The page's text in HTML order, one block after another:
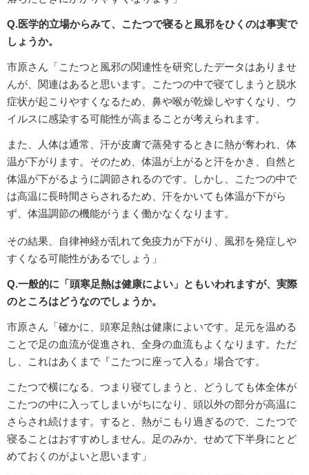
Q.医学的立場からみて、こたつで寝ると風邪をひくのは事実で
しょうか。
市原さん「こたつと風邪の関連性を研究したデータはありませ
んが、関連はあると思います。こたつの中で寝てしまうと脱水
症状が起こりやすくなるため、鼻や喉が乾燥しやすくなり、ウ
イルスに感染する可能性が高まることが考えられます。
また、人体は通常、汗が皮膚で蒸発するときに熱が奪われ、体
温が下がります。そのため、体温が上がると汗をかき、自然と
体温が下がるように調節されるのです。しかし、こたつの中で
は高温に長時間さらされるため、汗をかいても体温が下がら
ず、体温調節の機能がうまく働かなくなります。
その結果、自律神経が乱れて免疫力が下がり、風邪を発症しや
すくなる可能性があるでしょう」
Q.一般的に「頭寒足熱は健康によい」ともいわれますが、実際
のところはどうなのでしょうか。
市原さん「確かに、頭寒足熱は健康によいです。足元を温める
ことで足の血流が促進され、全身の血流もよくなります。ただ
し、これはあくまで『こたつに座って入る』場合です。
こたつで横になる、つまり寝てしまうと、どうしても体全体が
こたつの中に入ってしまいがちになり、頭以外の部分が高温に
さらされ続けます。すると、熱がこもり過ぎるので、こたつで
寝ることはおすすめしません。足のみか、せめて下半身にとど
めておくのがよいと思います」